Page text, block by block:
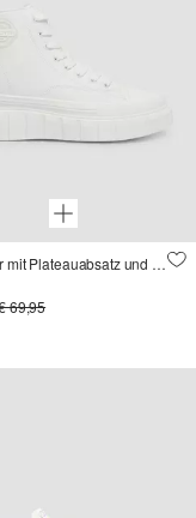
Sneaker mit Plateauabsatz und Logo-Patch
69,95